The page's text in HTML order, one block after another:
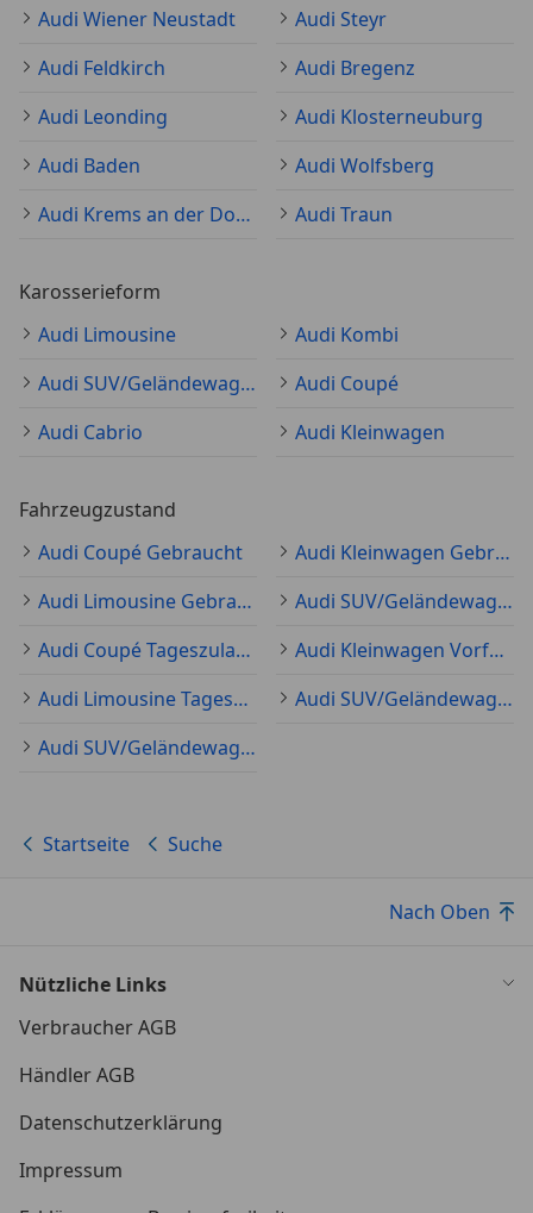
Audi Wiener Neustadt
Audi Steyr
Audi Feldkirch
Audi Bregenz
Audi Leonding
Audi Klosterneuburg
Audi Baden
Audi Wolfsberg
Audi Krems an der Donau
Audi Traun
Karosserieform
Audi Limousine
Audi Kombi
Audi SUV/Geländewagen/Pickup
Audi Coupé
Audi Cabrio
Audi Kleinwagen
Fahrzeugzustand
Audi Coupé Gebraucht
Audi Kleinwagen Gebraucht
Audi Limousine Gebraucht
Audi SUV/Geländewagen/Pickup Gebraucht
Audi Coupé Tageszulassung
Audi Kleinwagen Vorführfahrzeug
Audi Limousine Tageszulassung
Audi SUV/Geländewagen/Pickup Tageszulassung
Audi SUV/Geländewagen/Pickup Neu
Startseite Suche
Nach Oben
Nützliche Links
Verbraucher AGB
Händler AGB
Datenschutzerklärung
Impressum